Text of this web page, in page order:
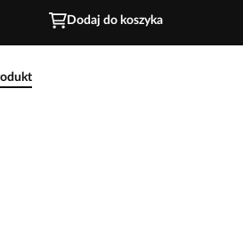
Dodaj do koszyka